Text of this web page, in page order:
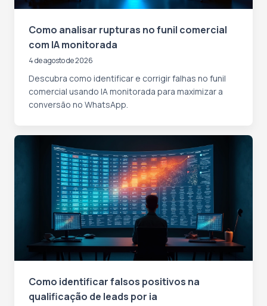
Como analisar rupturas no funil comercial
com IA monitorada
4 de agosto de 2026
Descubra como identificar e corrigir falhas no funil
comercial usando IA monitorada para maximizar a
conversão no WhatsApp.
Como identificar falsos positivos na
qualificação de leads por ia